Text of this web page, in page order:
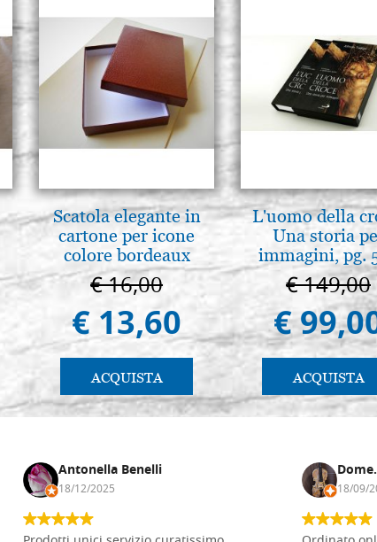
Scatola elegante in
cartone per icone
colore bordeaux
€ 16,00
€ 13,60
ACQUISTA
L'uomo della
Una storia
immagini, pg.
€ 149,00
€
ACQUISTA
Antonella Benelli
18/12/2025 18/09/